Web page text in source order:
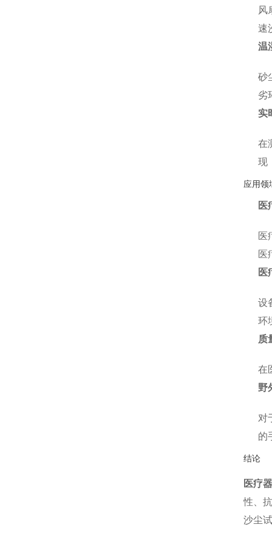
风
速
温
砂
劣
实
在
现
应用领
医
医
医
医
设
环
质
在
野
对
的
结论
医疗
性、
沙尘